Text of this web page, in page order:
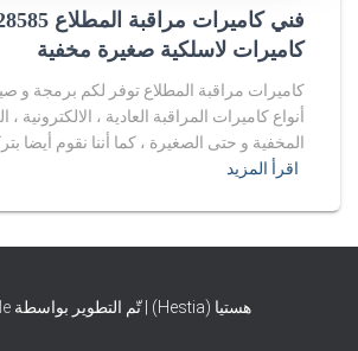
كاميرات لاسلكية صغيرة مخفية
كاميرات مراقبة المطلاع توفر لكم برمجة و
أنواع كاميرات المراقبة العادية ، الالكترونية ،
المخفية و حتى الصغيرة ، كما أننا نقوم أيضا
اقرأ المزيد
هستيا (Hestia) | تّم التطوير بواسطة